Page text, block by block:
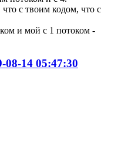
с твоим кодом, что с
и мой с 1 потоком -
08-14 05:47:30